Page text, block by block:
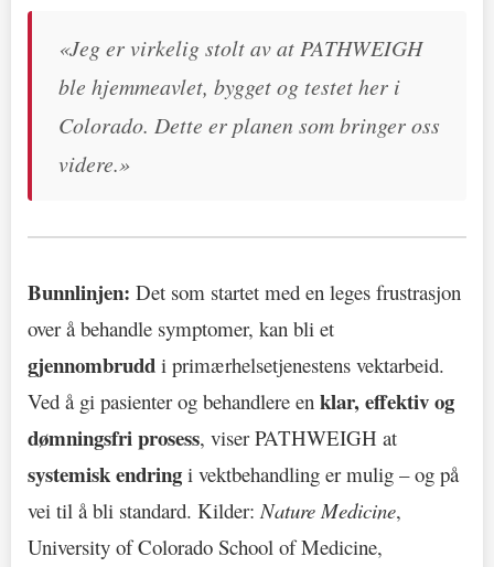
«Jeg er virkelig stolt av at PATHWEIGH
ble hjemmeavlet, bygget og testet her i
Colorado. Dette er planen som bringer oss
videre.»
Bunnlinjen: Det som startet med en leges frustrasjon
over å behandle symptomer, kan bli et
gjennombrudd i primærhelsetjenestens vektarbeid.
Ved å gi pasienter og behandlere en klar, effektiv og
dømningsfri prosess, viser PATHWEIGH at
systemisk endring i vektbehandling er mulig – og på
vei til å bli standard. Kilder: Nature Medicine,
University of Colorado School of Medicine,